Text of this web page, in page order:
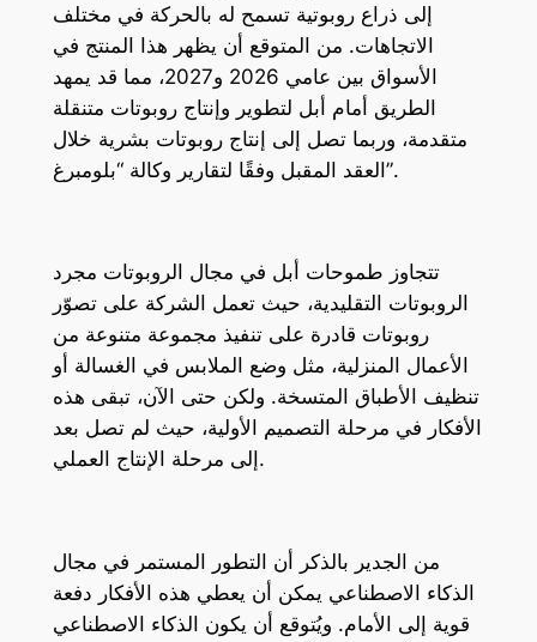
إلى ذراع روبوتية تسمح له بالحركة في مختلف
الاتجاهات. من المتوقع أن يظهر هذا المنتج في
الأسواق بين عامي 2026 و2027، مما قد يمهد
الطريق أمام أبل لتطوير وإنتاج روبوتات متنقلة
متقدمة، وربما تصل إلى إنتاج روبوتات بشرية خلال
العقد المقبل وفقًا لتقارير وكالة “بلومبرغ”.
تتجاوز طموحات أبل في مجال الروبوتات مجرد
الروبوتات التقليدية، حيث تعمل الشركة على تصوّر
روبوتات قادرة على تنفيذ مجموعة متنوعة من
الأعمال المنزلية، مثل وضع الملابس في الغسالة أو
تنظيف الأطباق المتسخة. ولكن حتى الآن، تبقى هذه
الأفكار في مرحلة التصميم الأولية، حيث لم تصل بعد
إلى مرحلة الإنتاج العملي.
من الجدير بالذكر أن التطور المستمر في مجال
الذكاء الاصطناعي يمكن أن يعطي هذه الأفكار دفعة
قوية إلى الأمام. ويُتوقع أن يكون الذكاء الاصطناعي